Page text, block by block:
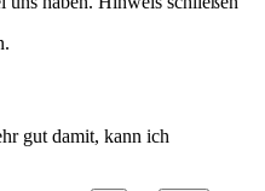
gut damit, kann ich